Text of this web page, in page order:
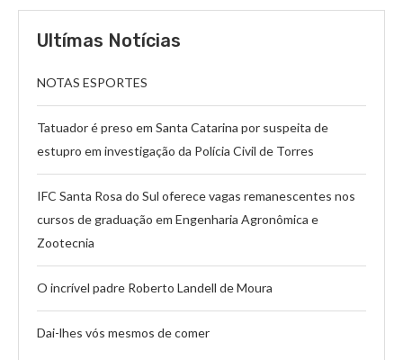
Ultímas Notícias
NOTAS ESPORTES
Tatuador é preso em Santa Catarina por suspeita de
estupro em investigação da Polícia Civil de Torres
IFC Santa Rosa do Sul oferece vagas remanescentes nos
cursos de graduação em Engenharia Agronômica e
Zootecnia
O incrível padre Roberto Landell de Moura
Dai-lhes vós mesmos de comer